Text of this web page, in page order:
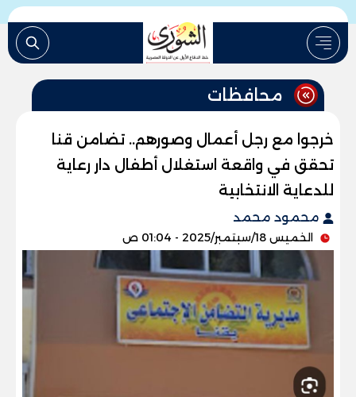
محافظات
خرجوا مع رجل أعمال وصورهم.. تضامن قنا
تحقق في واقعة استغلال أطفال دار رعاية
للدعاية الانتخابية
محمود محمد
الخميس 18/سبتمبر/2025 - 01:04 ص